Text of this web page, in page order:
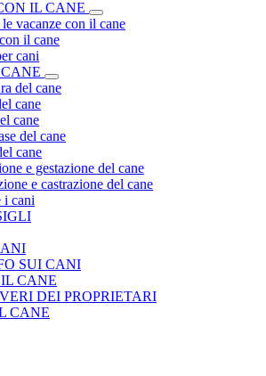
IL CANE
le vacanze con il cane
il cane
cani
del cane
cane
cane
del cane
cane
e gestazione del cane
e castrazione del cane
i cani
SUI CANI
CANE
DEI PROPRIETARI
CANE